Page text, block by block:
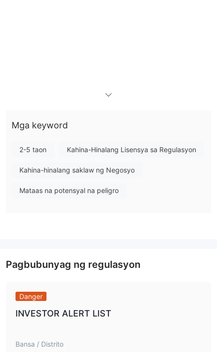
Mga keyword
2-5 taon Kahina-Hinalang Lisensya sa Regulasyon
Kahina-hinalang saklaw ng Negosyo
Mataas na potensyal na peligro
Pagbubunyag ng regulasyon
Danger
INVESTOR ALERT LIST
Bansa / Distrito